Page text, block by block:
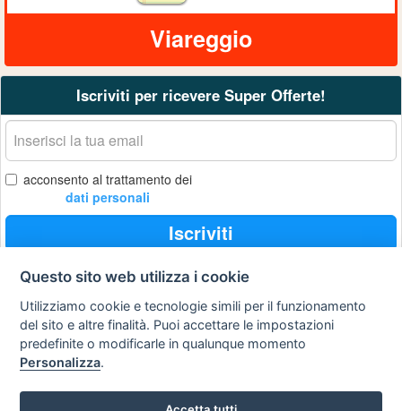
Viareggio
Iscriviti per ricevere Super Offerte!
La
tua
email
acconsento al trattamento dei
dati personali
Iscriviti
Privacy
policy
Avviso
legale
Scrivici
Preferenze cookie
Questo sito web utilizza i cookie
Utilizziamo cookie e tecnologie simili per il funzionamento
del sito e altre finalità. Puoi accettare le impostazioni
predefinite o modificarle in qualunque momento
Personalizza.